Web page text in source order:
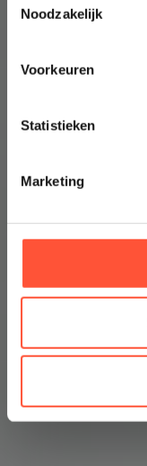
Noodzakelijk
Voorkeuren
Statistieken
Marketing